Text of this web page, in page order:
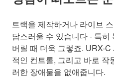
트랙을 제작하거나 라이브
담스러울 수 있습니다 - 특히
버릴 때 더욱 그렇죠. URX-
적인 컨트롤, 그리고 바로 작
러한 장애물을 없애줍니다.